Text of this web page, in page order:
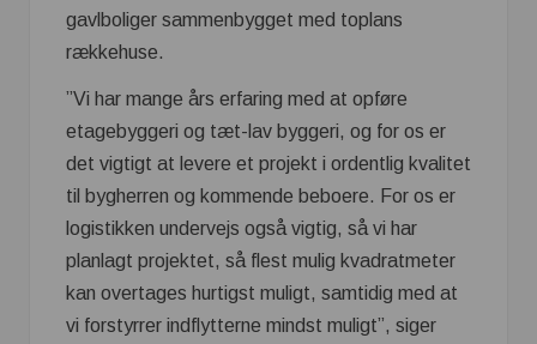
gavlboliger sammenbygget med toplans
rækkehuse.
”Vi har mange års erfaring med at opføre
etagebyggeri og tæt-lav byggeri, og for os er
det vigtigt at levere et projekt i ordentlig kvalitet
til bygherren og kommende beboere. For os er
logistikken undervejs også vigtig, så vi har
planlagt projektet, så flest mulig kvadratmeter
kan overtages hurtigst muligt, samtidig med at
vi forstyrrer indflytterne mindst muligt”, siger